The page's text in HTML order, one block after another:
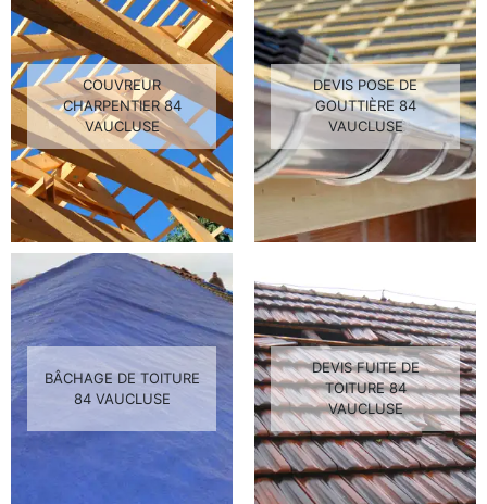
COUVREUR
CHARPENTIER 84
VAUCLUSE
DEVIS POSE DE
GOUTTIÈRE 84
VAUCLUSE
BÂCHAGE DE TOITURE
84 VAUCLUSE
DEVIS FUITE DE
TOITURE 84
VAUCLUSE